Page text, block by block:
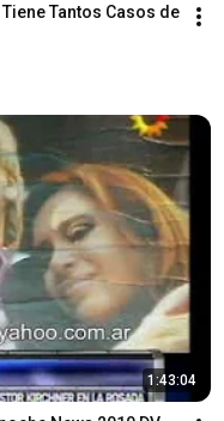
Tantos Casos de
1:43:04